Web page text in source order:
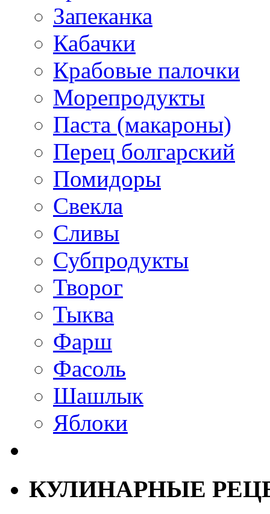
Запеканка
Кабачки
Крабовые палочки
Морепродукты
Паста (макароны)
Перец болгарский
Помидоры
Свекла
Сливы
Субпродукты
Творог
Тыква
Фарш
Фасоль
Шашлык
Яблоки
КУЛИНАРНЫЕ